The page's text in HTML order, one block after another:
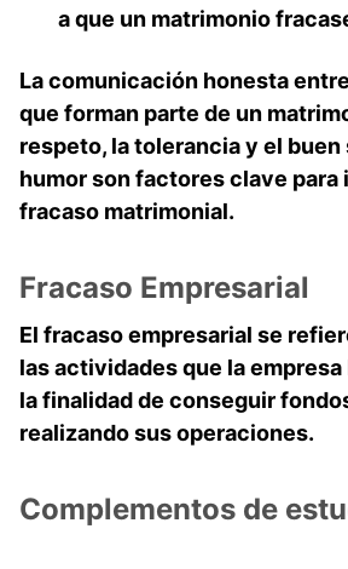
a que un matrimonio
La comunicación honesta
que forman parte de un
respeto, la tolerancia y el
humor son factores clave para
fracaso matrimonial.
Fracaso Empresarial
El fracaso empresarial se
las actividades que la
la finalidad de conseguir
realizando sus operaciones.
Complementos de